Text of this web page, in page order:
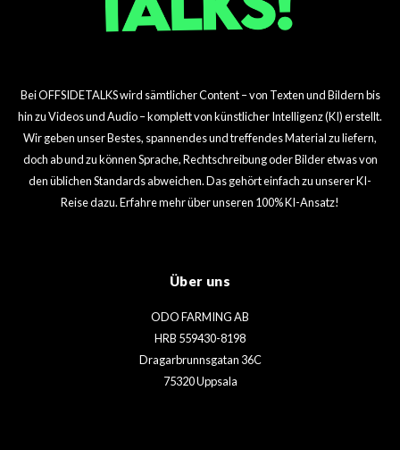
Bei OFFSIDETALKS wird sämtlicher Content – von Texten und Bildern bis
hin zu Videos und Audio – komplett von künstlicher Intelligenz (KI) erstellt.
Wir geben unser Bestes, spannendes und treffendes Material zu liefern,
doch ab und zu können Sprache, Rechtschreibung oder Bilder etwas von
den üblichen Standards abweichen. Das gehört einfach zu unserer KI-
Reise dazu. Erfahre mehr über unseren 100% KI-Ansatz!
Über uns
ODO FARMING AB
HRB 559430-8198
Dragarbrunnsgatan 36C
75320 Uppsala